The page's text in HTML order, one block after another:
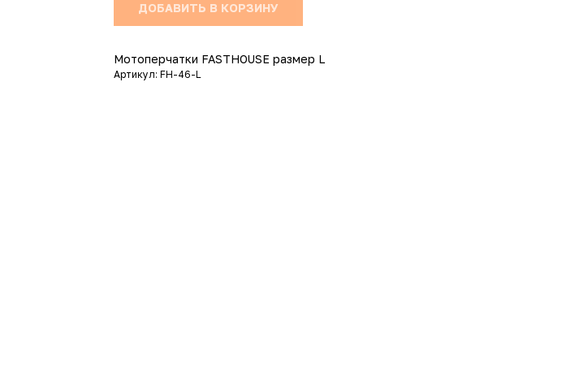
ДОБАВИТЬ В КОРЗИНУ
Мотоперчатки FASTHOUSE размер L
Артикул: FH-46-L